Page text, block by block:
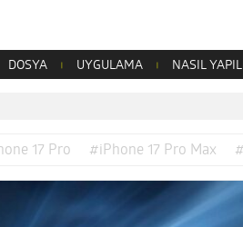
DOSYA UYGULAMA NASIL
17 Pro #iPhone 17 Pro Max